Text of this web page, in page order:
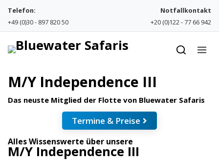
Skip to content
Telefon:
+49 (0)30 - 897 820 50
Notfallkontakt
+20 (0)122 - 77 66 942
M/Y Independence III
Das neuste Mitglied der Flotte von Bluewater Safaris
Termine & Preise
Alles Wissenswerte über unsere
M/Y Independence III